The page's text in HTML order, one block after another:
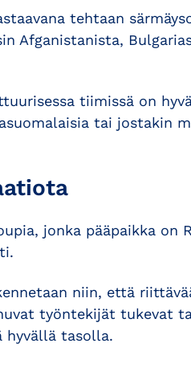
tehtaan
Afganistanista,
tiimissä on
tai jostakin
jonka pääpaikka on
niin, että
työntekijät tukevat
hyvällä tasolla.